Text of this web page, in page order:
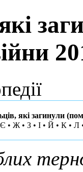
які загинули
• Ж • З • І • Й • К • Л